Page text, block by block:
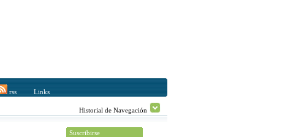
rss Links
Historial de Navegación
Suscribirse